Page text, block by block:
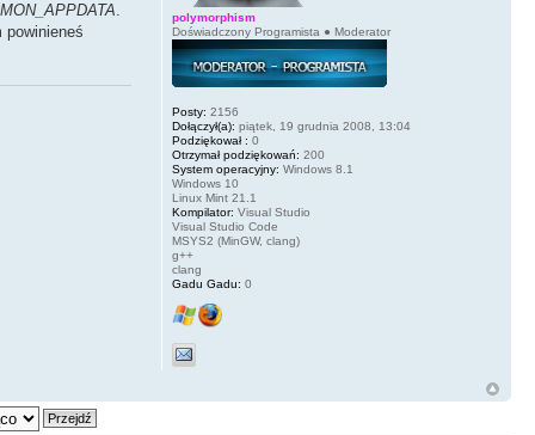
.
polymorphism
Doświadczony Programista ● Moderator
Posty: 2156
Dołączył(a): piątek, 19 grudnia 2008, 13:04
Podziękował : 0
Otrzymał podziękowań: 200
System operacyjny: Windows 8.1
Windows 10
Linux Mint 21.1
Kompilator: Visual Studio
Visual Studio Code
MSYS2 (MinGW, clang)
g++
clang
Gadu Gadu: 0